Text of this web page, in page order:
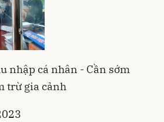
nhập cá nhân - Cần sớm
trừ gia cảnh